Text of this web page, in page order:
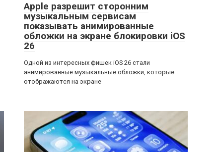
Apple разрешит сторонним
музыкальным сервисам
показывать анимированные
обложки на экране блокировки iOS
26
Одной из интересных фишек iOS 26 стали
анимированные музыкальные обложки, которые
отображаются на экране